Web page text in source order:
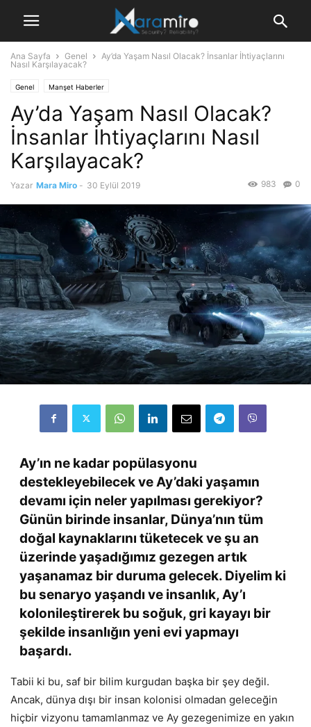
Ana Sayfa Genel
Ay’da Yaşam Nasıl Olacak? İnsanlar İhtiyaçlarını
Nasıl Karşılayacak?
Genel Manşet Haberler
Ay’da Yaşam Nasıl Olacak?
İnsanlar İhtiyaçlarını Nasıl
Karşılayacak?
Yazar Mara Miro - 30 Eylül 2019 0
983
Ay’ın ne kadar popülasyonu
destekleyebilecek ve Ay’daki yaşamın
devamı için neler yapılması gerekiyor?
Günün birinde insanlar, Dünya’nın tüm
doğal kaynaklarını tüketecek ve şu an
üzerinde yaşadığımız gezegen artık
yaşanamaz bir duruma gelecek. Diyelim ki
bu senaryo yaşandı ve insanlık, Ay’ı
kolonileştirerek bu soğuk, gri kayayı bir
şekilde insanlığın yeni evi yapmayı
başardı.
Tabii ki bu, saf bir bilim kurgudan başka bir şey değil.
Ancak, dünya dışı bir insan kolonisi olmadan geleceğin
hiçbir vizyonu tamamlanmaz ve Ay gezegenimize en yakın